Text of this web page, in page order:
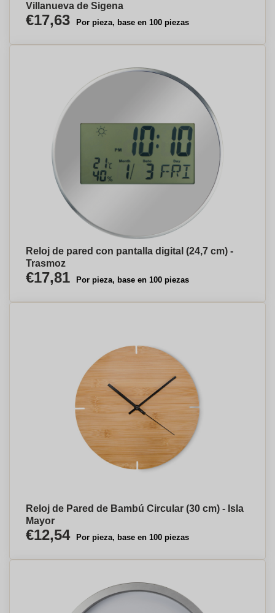
Villanueva de Sigena
€17,63 Por pieza, base en 100 piezas
Reloj de pared con pantalla digital (24,7 cm) -
Trasmoz
€17,81 Por pieza, base en 100 piezas
Reloj de Pared de Bambú Circular (30 cm) - Isla
Mayor
€12,54 Por pieza, base en 100 piezas